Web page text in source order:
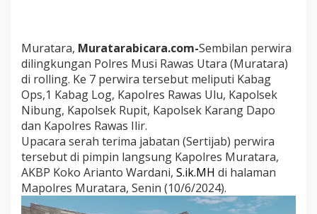
R
o
l
l
i
n
g
.
I
n
i
P
e
Muratara, Muratarabicara.com-Sembilan perwira
dilingkungan Polres Musi Rawas Utara (Muratara)
di rolling. Ke 7 perwira tersebut meliputi Kabag
Ops,1 Kabag Log, Kapolres Rawas Ulu, Kapolsek
Nibung, Kapolsek Rupit, Kapolsek Karang Dapo
dan Kapolres Rawas Ilir.
Upacara serah terima jabatan (Sertijab) perwira
tersebut di pimpin langsung Kapolres Muratara,
AKBP Koko Arianto Wardani, S.ik.MH di halaman
Mapolres Muratara, Senin (10/6/2024).